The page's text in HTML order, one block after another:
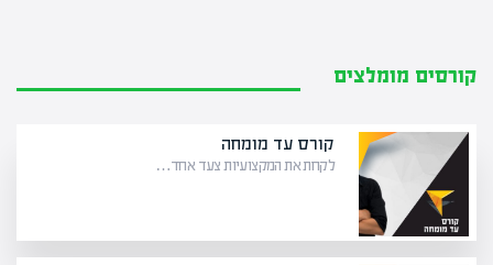
קורסים מומלצים
קורס עד מומחה
לקחת את המקצועיות צעד אחד…